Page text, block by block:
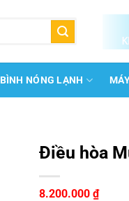
BÌNH NÓNG LẠNH
Điều hòa
8.200.000₫